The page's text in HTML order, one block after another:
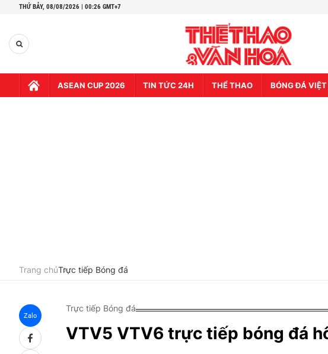
THỨ BẢY, 08/08/2026 | 00:26 GMT+7
ASEAN CUP 2026 TIN TỨC 24H THỂ THAO BÓNG ĐÁ VIỆT
Trang chủTrực tiếp Bóng đá
Zalo
Trực tiếp Bóng đá
VTV5 VTV6 trực tiếp bóng đá